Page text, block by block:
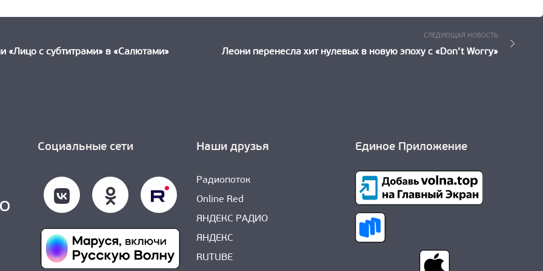
«Лицо с субтитрами» в «Салютами»
СЛЕДУЮЩАЯ НОВОСТЬ
Новость:
Леони перенесла хит нулевых в новую эпоху с «Don’t Worry»
Социальные сети Наши друзья
Радиопоток
Online Red
ЯНДЕКС РАДИО
ЯНДЕКС
RUTUBE
Единое Приложение